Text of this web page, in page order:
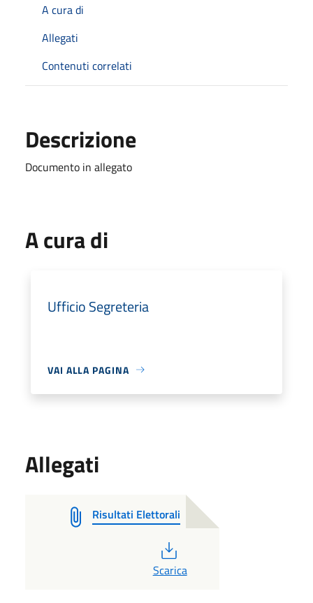
A cura di
Allegati
Contenuti correlati
Descrizione
Documento in allegato
A cura di
Ufficio Segreteria
VAI ALLA PAGINA
Allegati
Risultati Elettorali
Scarica